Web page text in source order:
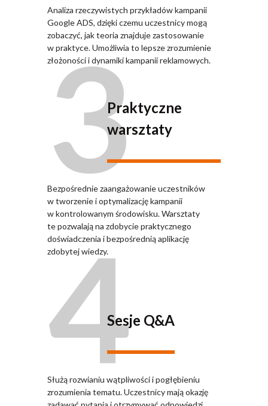
Analiza rzeczywistych przykładów kampanii
Google ADS, dzięki czemu uczestnicy mogą
zobaczyć, jak teoria znajduje zastosowanie
w praktyce. Umożliwia to lepsze zrozumienie
złożoności i dynamiki kampanii reklamowych.
3Praktyczne
warsztaty
Bezpośrednie zaangażowanie uczestników
w tworzenie i optymalizację kampanii
w kontrolowanym środowisku. Warsztaty
te pozwalają na zdobycie praktycznego
doświadczenia i bezpośrednią aplikację
zdobytej wiedzy.
4Sesje Q&A
Służą rozwianiu wątpliwości i pogłębieniu
zrozumienia tematu. Uczestnicy mają okazję